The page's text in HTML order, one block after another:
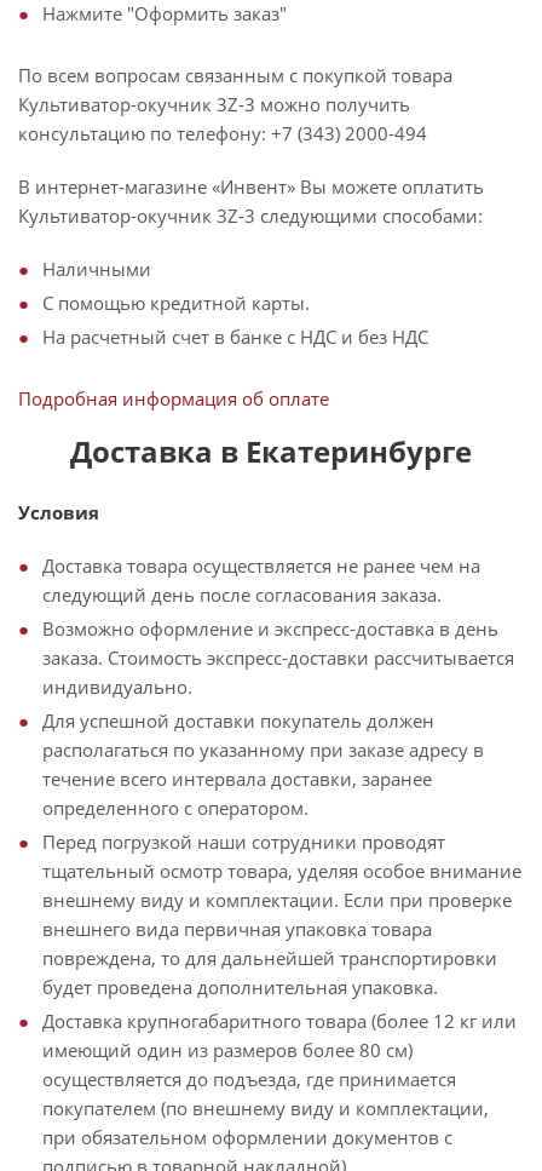
Нажмите "Оформить заказ"
По всем вопросам связанным с покупкой товара
Культиватор-окучник 3Z-3 можно получить
консультацию по телефону: +7 (343) 2000-494
В интернет-магазине «Инвент» Вы можете оплатить
Культиватор-окучник 3Z-3 следующими способами:
Наличными
С помощью кредитной карты.
На расчетный счет в банке с НДС и без НДС
Подробная информация об оплате
Доставка в Екатеринбурге
Условия
Доставка товара осуществляется не ранее чем на
следующий день после согласования заказа.
Возможно оформление и экспресс-доставка в день
заказа. Стоимость экспресс-доставки рассчитывается
индивидуально.
Для успешной доставки покупатель должен
располагаться по указанному при заказе адресу в
течение всего интервала доставки, заранее
определенного с оператором.
Перед погрузкой наши сотрудники проводят
тщательный осмотр товара, уделяя особое внимание
внешнему виду и комплектации. Если при проверке
внешнего вида первичная упаковка товара
повреждена, то для дальнейшей транспортировки
будет проведена дополнительная упаковка.
Доставка крупногабаритного товара (более 12 кг или
имеющий один из размеров более 80 см)
осуществляется до подъезда, где принимается
покупателем (по внешнему виду и комплектации,
при обязательном оформлении документов с
подписью в товарной накладной).